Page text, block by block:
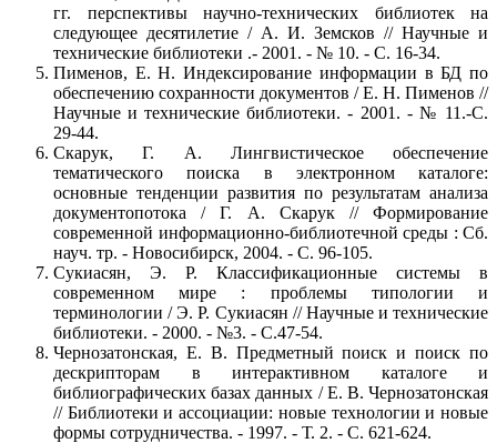
гг. перспективы научно-технических библиотек на
следующее десятилетие / А. И. Земсков // Научные и
технические библиотеки .- 2001. - № 10. - С. 16-34.
Пименов, Е. Н. Индексирование информации в БД по
обеспечению сохранности документов / Е. Н. Пименов //
Научные и технические библиотеки. - 2001. - № 11.-С.
29-44.
Скарук, Г. А. Лингвистическое обеспечение
тематического поиска в электронном каталоге:
основные тенденции развития по результатам анализа
документопотока / Г. А. Скарук // Формирование
современной информационно-библиотечной среды : Сб.
науч. тр. - Новосибирск, 2004. - С. 96-105.
Сукиасян, Э. Р. Классификационные системы в
современном мире : проблемы типологии и
терминологии / Э. Р. Сукиасян // Научные и технические
библиотеки. - 2000. - №3. - С.47-54.
Чернозатонская, Е. В. Предметный поиск и поиск по
дескрипторам в интерактивном каталоге и
библиографических базах данных / Е. В. Чернозатонская
// Библиотеки и ассоциации: новые технологии и новые
формы сотрудничества. - 1997. - Т. 2. - С. 621-624.